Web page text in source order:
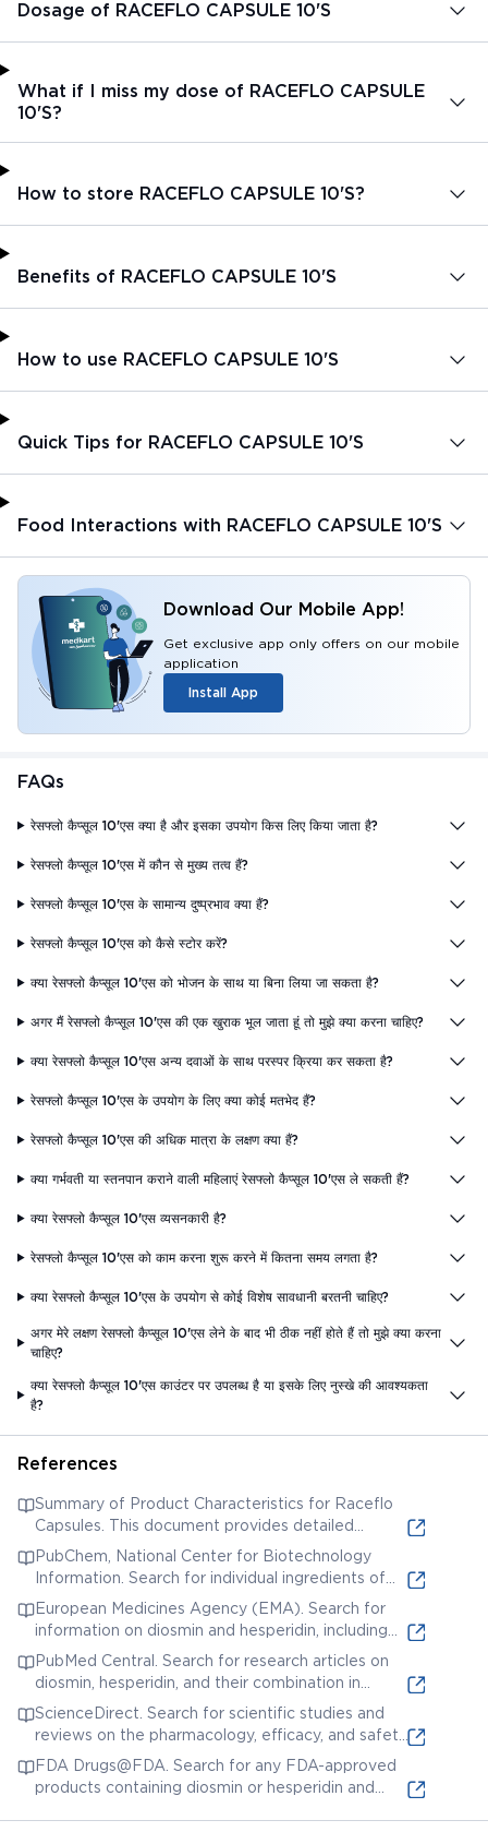
Dosage of RACEFLO CAPSULE 10'S
What if I miss my dose of RACEFLO CAPSULE
10'S?
How to store RACEFLO CAPSULE 10'S?
Benefits of RACEFLO CAPSULE 10'S
How to use RACEFLO CAPSULE 10'S
Quick Tips for RACEFLO CAPSULE 10'S
Food Interactions with RACEFLO CAPSULE 10'S
Download Our Mobile App!
Get exclusive app only offers on our mobile
application
Install App
FAQs
रेसफ्लो कैप्सूल 10'एस क्या है और इसका उपयोग किस लिए किया जाता है?
रेसफ्लो कैप्सूल 10'एस में कौन से मुख्य तत्व हैं?
रेसफ्लो कैप्सूल 10'एस के सामान्य दुष्प्रभाव क्या हैं?
रेसफ्लो कैप्सूल 10'एस को कैसे स्टोर करें?
क्या रेसफ्लो कैप्सूल 10'एस को भोजन के साथ या बिना लिया जा सकता है?
अगर मैं रेसफ्लो कैप्सूल 10'एस की एक खुराक भूल जाता हूं तो मुझे क्या करना चाहिए?
क्या रेसफ्लो कैप्सूल 10'एस अन्य दवाओं के साथ परस्पर क्रिया कर सकता है?
रेसफ्लो कैप्सूल 10'एस के उपयोग के लिए क्या कोई मतभेद हैं?
रेसफ्लो कैप्सूल 10'एस की अधिक मात्रा के लक्षण क्या हैं?
क्या गर्भवती या स्तनपान कराने वाली महिलाएं रेसफ्लो कैप्सूल 10'एस ले सकती हैं?
क्या रेसफ्लो कैप्सूल 10'एस व्यसनकारी है?
रेसफ्लो कैप्सूल 10'एस को काम करना शुरू करने में कितना समय लगता है?
क्या रेसफ्लो कैप्सूल 10'एस के उपयोग से कोई विशेष सावधानी बरतनी चाहिए?
अगर मेरे लक्षण रेसफ्लो कैप्सूल 10'एस लेने के बाद भी ठीक नहीं होते हैं तो मुझे क्या करना
चाहिए?
क्या रेसफ्लो कैप्सूल 10'एस काउंटर पर उपलब्ध है या इसके लिए नुस्खे की आवश्यकता
है?
References
Summary of Product Characteristics for Raceflo
Capsules. This document provides detailed
technical information about the medication,
including its composition, pharmacological
PubChem, National Center for Biotechnology
Information. Search for individual ingredients of
Raceflo Capsules (e.g., diosmin, hesperidin) to find
chemical properties, safety data, and related
European Medicines Agency (EMA). Search for
information on diosmin and hesperidin, including
scientific assessments and regulatory information.
PubMed Central. Search for research articles on
diosmin, hesperidin, and their combination in
treating venous insufficiency and related
conditions. Use keywords like 'diosmin hesperidin
clinical trial,' 'micronized purified flavonoid fraction,'
and 'chronic venous disease.'
ScienceDirect. Search for scientific studies and
reviews on the pharmacology, efficacy, and safety
of diosmin and hesperidin.
FDA Drugs@FDA. Search for any FDA-approved
products containing diosmin or hesperidin and